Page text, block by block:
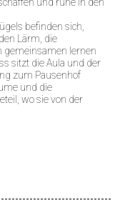
befinden sich,
Lärm, die
gemeinsamen lernen
sitzt die Aula und der
zum Pausenhof
und die
wo sie von der